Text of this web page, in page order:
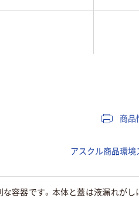
APET
商品
アスクル商品環境
容器です。本体と蓋は液漏れがし